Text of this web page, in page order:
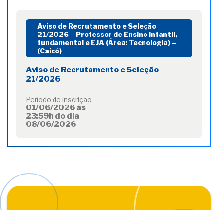
Aviso de Recrutamento e Seleção
21/2026 – Professor de Ensino Infantil,
fundamental e EJA (Área: Tecnologia) –
(Caicó)
Aviso de Recrutamento e Seleção
21/2026
Período de inscrição
01/06/2026 ás
23:59h do dia
08/06/2026